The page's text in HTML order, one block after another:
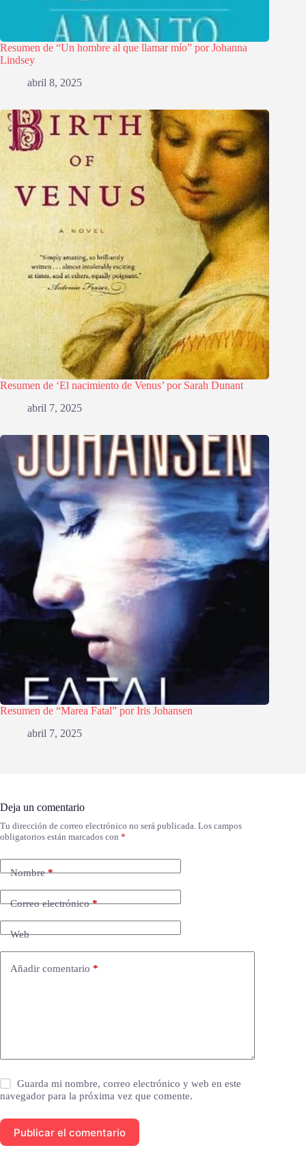
Resumen de “Un hombre al que llamar mío” por Johanna
Lindsey
abril 8, 2025
Resumen de ‘El nacimiento de Venus’ por Sarah Dunant
abril 7, 2025
Resumen de “Marea Fatal” por Iris Johansen
abril 7, 2025
Deja un comentario
Tu dirección de correo electrónico no será publicada. Los campos
obligatorios están marcados con *
Nombre*
Correo electrónico*
Web
Añadir comentario *
Guarda mi nombre, correo electrónico y web en este
navegador para la próxima vez que comente.
Publicar el comentario